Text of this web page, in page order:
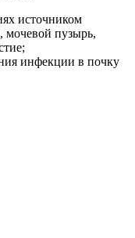
источником
мочевой пузырь,